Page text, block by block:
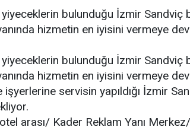
bulunduğu İzmir Sandviç
hizmetin en iyisini vermeye
bulunduğu İzmir Sandviç
hizmetin en iyisini vermeye
servisin yapıldığı İzmir
arası/ Kader Reklam Yanı